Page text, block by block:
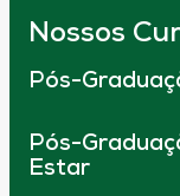
Nossos
Pós-
Pós-
Estar